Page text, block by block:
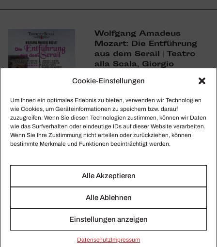
Cookie-Einstellungen
Um Ihnen ein optimales Erlebnis zu bieten, verwenden wir Technologien
wie Cookies, um Geräteinformationen zu speichern bzw. darauf
zuzugreifen. Wenn Sie diesen Technologien zustimmen, können wir Daten
wie das Surfverhalten oder eindeutige IDs auf dieser Website verarbeiten.
Wenn Sie Ihre Zustimmung nicht erteilen oder zurückziehen, können
bestimmte Merkmale und Funktionen beeinträchtigt werden.
Alle Akzeptieren
Alle Ablehnen
Einstellungen anzeigen
Daten­schutzImpressum
Wolf­gang Amadeus
Mozart: Die Entfüh­rung
aus dem Serail | Teatro
alla Scala, Giorgio
(Cmajor)
Jetzt bestellen